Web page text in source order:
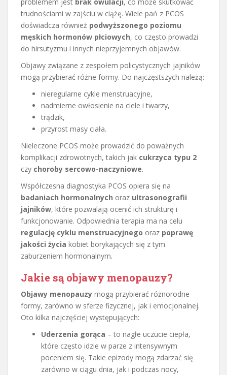
trudnościami w zajściu w ciążę. Wiele pań z PCOS
doświadcza również podwyższonego poziomu
męskich hormonów płciowych, co często prowadzi
do hirsutyzmu i innych nieprzyjemnych objawów.
Objawy związane z zespołem policystycznych jajników
mogą przybierać różne formy. Do najczęstszych należą:
nieregularne cykle menstruacyjne,
nadmierne owłosienie na ciele i twarzy,
trądzik,
przyrost masy ciała.
Nieleczone PCOS może prowadzić do poważnych
komplikacji zdrowotnych, takich jak cukrzyca typu 2
czy choroby sercowo-naczyniowe.
Współczesna diagnostyka PCOS opiera się na
badaniach hormonalnych oraz ultrasonografii
jajników, które pozwalają ocenić ich strukturę i
funkcjonowanie. Odpowiednia terapia ma na celu
regulację cyklu menstruacyjnego oraz poprawę
jakości życia kobiet borykających się z tym
zaburzeniem hormonalnym.
Jakie są objawy menopauzy?
Objawy menopauzy mogą przybierać różnorodne
formy, zarówno w sferze fizycznej, jak i emocjonalnej.
Oto kilka najczęściej występujących:
Uderzenia gorąca – to nagłe uczucie ciepła,
które często idzie w parze z intensywnym
poceniem się. Takie epizody mogą zdarzać się
zarówno w ciągu dnia, jak i podczas nocy,